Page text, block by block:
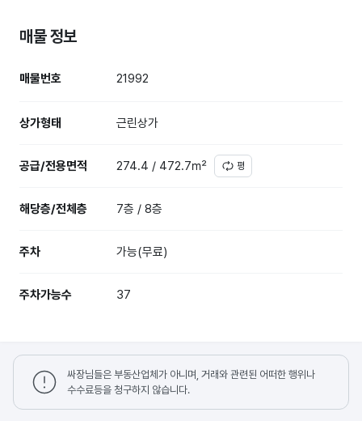
매물 정보
매물번호 21992
상가형태 근린상가
공급/전용면적 274.4 / 472.7㎡ 평
해당층/전체층 7층 / 8층
주차 가능(무료)
주차가능수 37
싸장님들은 부동산업체가 아니며, 거래와 관련된 어떠한 행위나
수수료등을 청구하지 않습니다.